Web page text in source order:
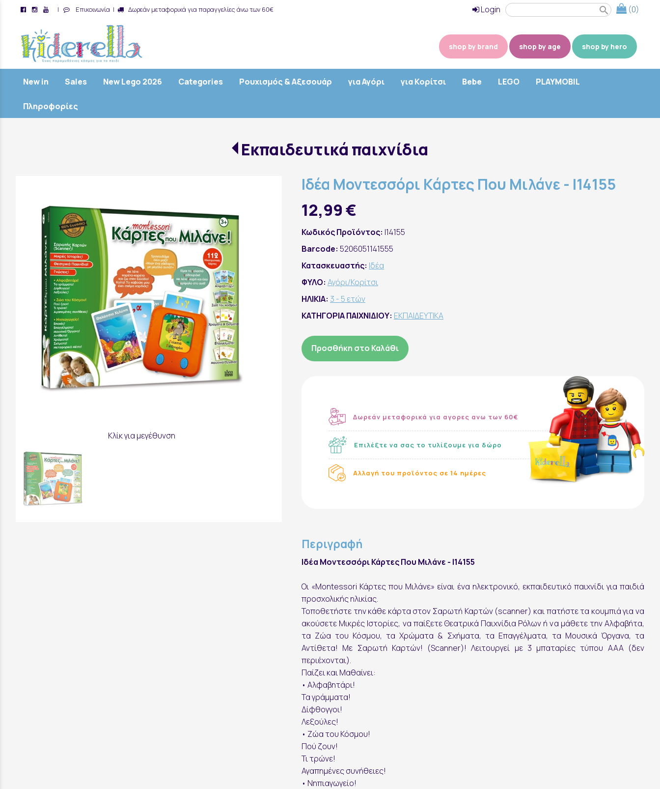
| Επικοινωνία | Δωρεάν μεταφορικά για παραγγελίες άνω των 60€ (0)
search
Login
shop by brand shop by age shop by hero
New in Sales New Lego 2026 Categories Ρουχισμός & Αξεσουάρ για Αγόρι για Κορίτσι Bebe LEGO PLAYMOBIL
Πληροφορίες
Εκπαιδευτικά παιχνίδια
Κλίκ για μεγέθυνση
Ιδέα Μοντεσσόρι Κάρτες Που Μιλάνε - I14155
12,99 €
Κωδικός Προϊόντος: I14155
Barcode: 5206051141555
Κατασκευαστής: Ιδέα
ΦΥΛΟ: Αγόρι/Κορίτσι
ΗΛΙΚΙΑ: 3 - 5 ετών
ΚΑΤΗΓΟΡΙΑ ΠΑΙΧΝΙΔΙΟΥ: ΕΚΠΑΙΔΕΥΤΙΚΑ
Προσθήκη στο Καλάθι
Δωρεάν μεταφορικά για αγορες ανω των 60€
Επιλέξτε να σας το τυλίξουμε για δώρο
Αλλαγή του προϊόντος σε 14 ημέρες
Περιγραφή
Ιδέα Μοντεσσόρι Κάρτες Που Μιλάνε - I14155
Οι «Montessori Κάρτες που Μιλάνε» είναι ένα ηλεκτρονικό, εκπαιδευτικό παιχνίδι για παιδιά
προσχολικής ηλικίας.
Τοποθετήστε την κάθε κάρτα στον Σαρωτή Καρτών (scanner) και πατήστε τα κουμπιά για να
ακούσετε Μικρές Ιστορίες, να παίξετε Θεατρικά Παιχνίδια Ρόλων ή να μάθετε την Αλφαβήτα,
τα Ζώα του Κόσμου, τα Χρώματα & Σχήματα, τα Επαγγέλματα, τα Μουσικά Όργανα, τα
Αντίθετα! Με Σαρωτή Καρτών! (Scanner)! Λειτουργεί με 3 μπαταρίες τύπου ΑΑΑ (δεν
περιέχονται).
Παίζει και Μαθαίνει:
• Αλφαβητάρι!
Τα γράμματα!
Δίφθογγοι!
Λεξούλες!
• Ζώα του Κόσμου!
Πού ζουν!
Τι τρώνε!
Αγαπημένες συνήθειες!
• Νηπιαγωγείο!
Εγγραφή στο Newsletter
εγγραφή